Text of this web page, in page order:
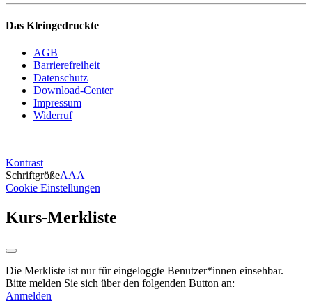
Das Kleingedruckte
AGB
Barrierefreiheit
Datenschutz
Download-Center
Impressum
Widerruf
Kontrast
SchriftgrößeAAA
Cookie Einstellungen
Kurs-Merkliste
Die Merkliste ist nur für eingeloggte Benutzer*innen einsehbar.
Bitte melden Sie sich über den folgenden Button an:
Anmelden